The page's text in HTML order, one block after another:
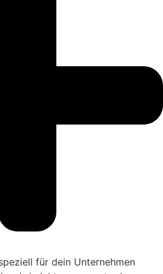
für dein Unternehmen